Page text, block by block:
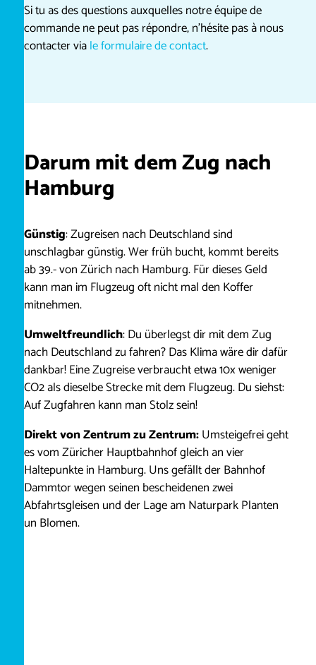
Si tu as des questions auxquelles notre équipe de
commande ne peut pas répondre, n’hésite pas à nous
contacter viale formulaire de contact.
Darum mit dem Zug nach
Hamburg
Günstig: Zugreisen nach Deutschland sind
unschlagbar günstig. Wer früh bucht, kommt bereits
ab 39.- von Zürich nach Hamburg. Für dieses Geld
kann man im Flugzeug oft nicht mal den Koffer
mitnehmen.
Umweltfreundlich: Du überlegst dir mit dem Zug
nach Deutschland zu fahren? Das Klima wäre dir dafür
dankbar! Eine Zugreise verbraucht etwa 10x weniger
CO2 als dieselbe Strecke mit dem Flugzeug. Du siehst:
Auf Zugfahren kann man Stolz sein!
Direkt von Zentrum zu Zentrum:Umsteigefrei geht
es vom Züricher Hauptbahnhof gleich an vier
Haltepunkte in Hamburg. Uns gefällt der Bahnhof
Dammtor wegen seinen bescheidenen zwei
Abfahrtsgleisen und der Lage am Naturpark Planten
un Blomen.